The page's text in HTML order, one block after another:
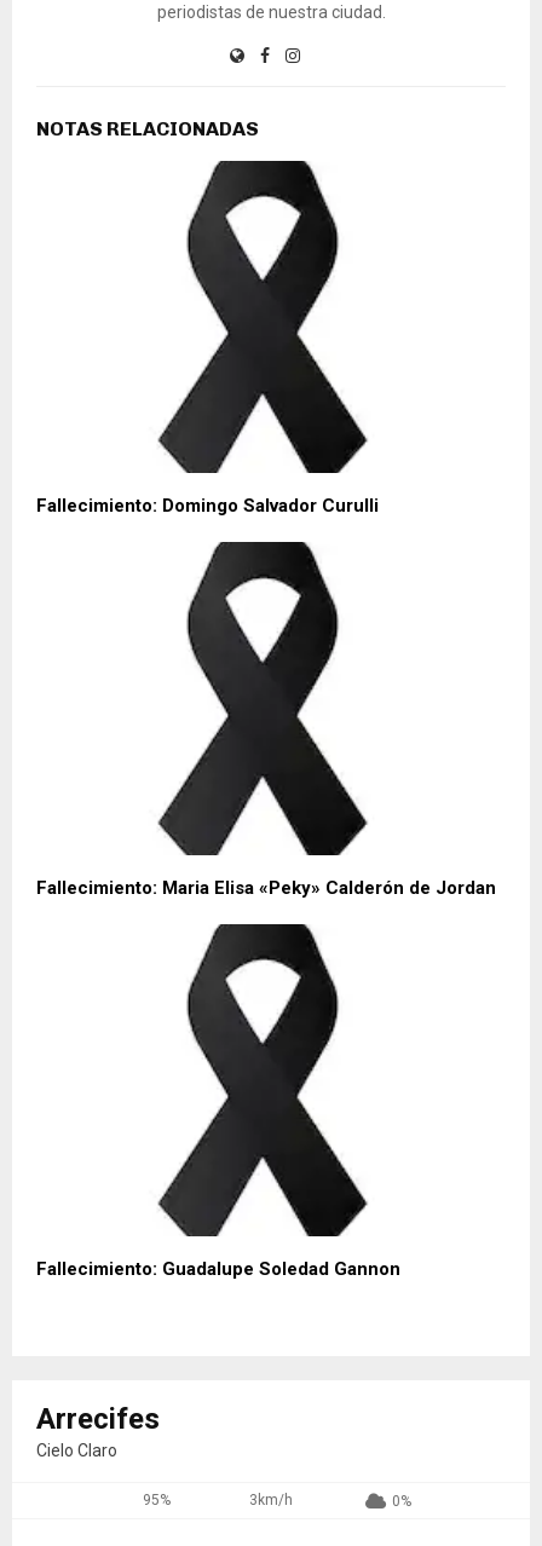
periodistas de nuestra ciudad.
NOTAS RELACIONADAS
Fallecimiento: Domingo Salvador Curulli
Fallecimiento: Maria Elisa «Peky» Calderón de Jordan
Fallecimiento: Guadalupe Soledad Gannon
Arrecifes
Cielo Claro
95% 3km/h 0%